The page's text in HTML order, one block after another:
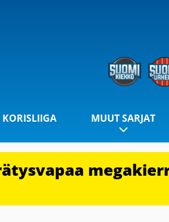
KORISLIIGA MUUT SARJAT